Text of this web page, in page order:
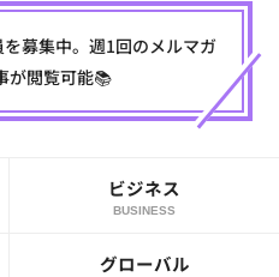
を募集中。週1回のメルマガ
が閲覧可能📚
ビジネス
BUSINESS
グローバル